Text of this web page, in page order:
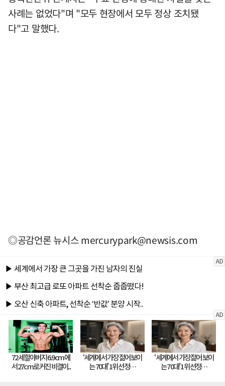
사례는 없었다"며 "모두 현장에서 모두 정상 조치됐
다"고 말했다.
◎공감언론 뉴시스mercurypark@newsis.com